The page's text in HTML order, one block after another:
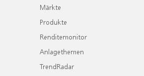
Märkte
Produkte
Renditemonitor
Anlagethemen
TrendRadar